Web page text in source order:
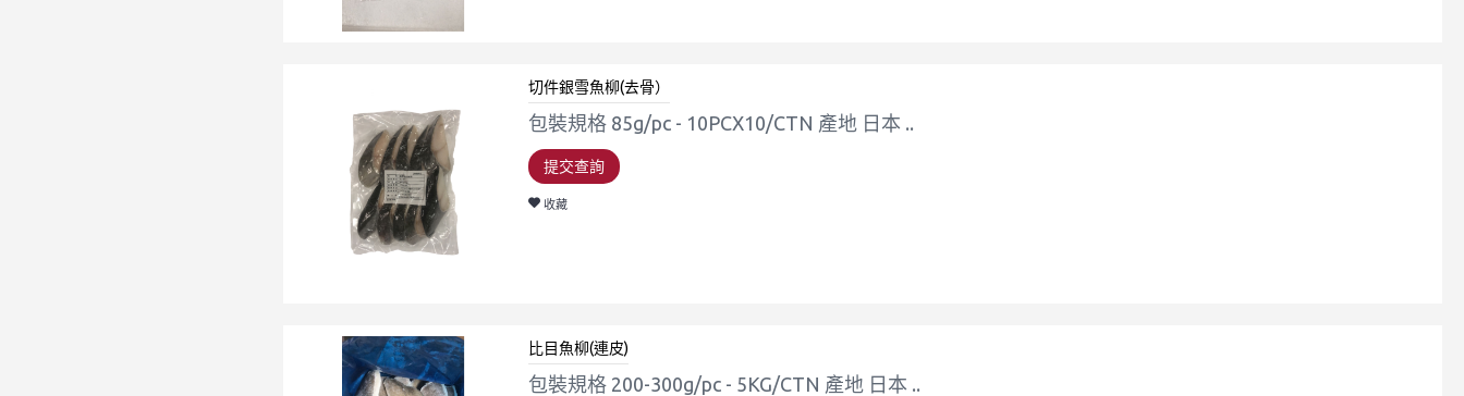
切件銀雪魚柳(去骨）
包裝規格 85g/pc - 10PCX10/CTN 產地 日本 ..
提交查詢
收藏
比目魚柳(連皮)
包裝規格 200-300g/pc - 5KG/CTN 產地 日本 ..